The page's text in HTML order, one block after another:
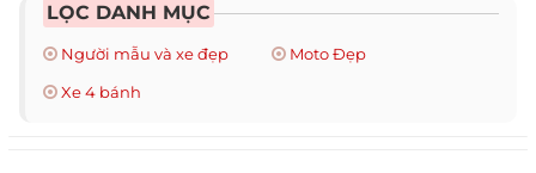
LỌC DANH MỤC
Người mẫu và xe đẹp
Moto Đẹp
Xe 4 bánh